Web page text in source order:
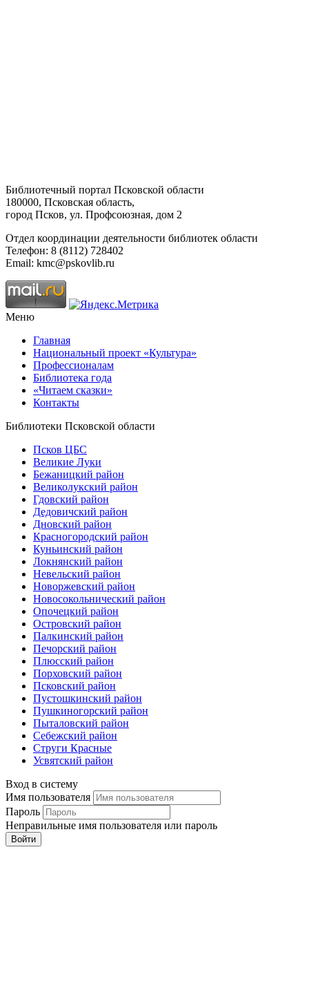
Библиотечный портал Псковской области
180000, Псковская область,
город Псков, ул. Профсоюзная, дом 2
Отдел координации деятельности библиотек области
Телефон: 8 (8112) 728402
Email: kmc@pskovlib.ru
Меню
Главная
Национальный проект «Культура»
Профессионалам
Библиотека года
«Читаем сказки»
Контакты
Библиотеки Псковской области
Псков ЦБС
Великие Луки
Бежаницкий район
Великолукский район
Гдовский район
Дедовичский район
Дновский район
Красногородский район
Куньинский район
Локнянский район
Невельский район
Новоржевский район
Новосокольнический район
Опочецкий район
Островский район
Палкинский район
Печорский район
Плюсский район
Порховский район
Псковский район
Пустошкинский район
Пушкиногорский район
Пыталовский район
Себежский район
Струги Красные
Усвятский район
Вход в систему
Имя пользователя
Пароль
Неправильные имя пользователя или пароль
Войти